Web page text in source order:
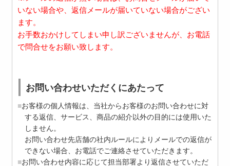
いない場合や、返信メールが届いていない場合がござい
ます。
お手数おかけしてしまい申し訳ございませんが、お電話
で問合せをお願い致します。
お問い合わせいただくにあたって
お客様の個人情報は、当社からお客様のお問い合わせに対
する返信、サービス、商品の紹介以外の目的には使用いた
しません。
お問い合わせ先店舗の社内ルールによりメールでの返信が
できない場合、お電話でご連絡させていただきます。
お問い合わせ内容に応じて担当部署より返信させていただ